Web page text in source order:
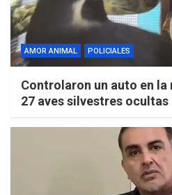
AMOR ANIMAL POLICIALES
Controlaron un auto en
27 aves silvestres ocultas